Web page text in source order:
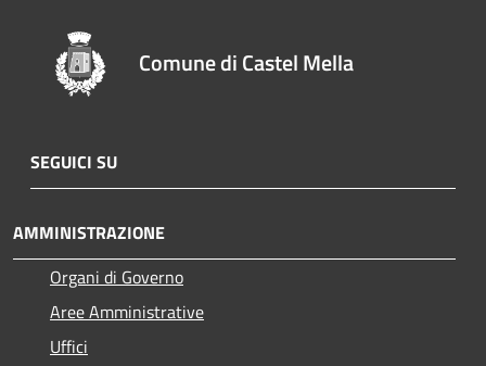
Comune di Castel Mella
SEGUICI SU
AMMINISTRAZIONE
Organi di Governo
Aree Amministrative
Uffici